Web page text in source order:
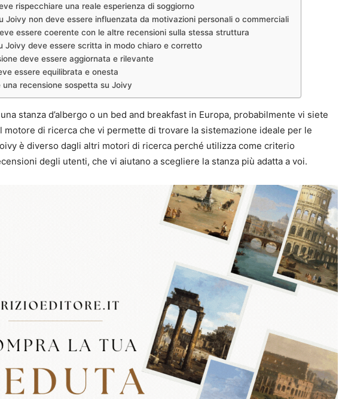
rispecchiare una reale esperienza di soggiorno
Joivy non deve essere influenzata da motivazioni personali o commerciali
essere coerente con le altre recensioni sulla stessa struttura
Joivy deve essere scritta in modo chiaro e corretto
deve essere aggiornata e rilevante
essere equilibrata e onesta
una recensione sospetta su Joivy
stanza d’albergo o un bed and breakfast in Europa, probabilmente vi siete
motore di ricerca che vi permette di trovare la sistemazione ideale per le
è diverso dagli altri motori di ricerca perché utilizza come criterio
degli utenti, che vi aiutano a scegliere la stanza più adatta a voi.